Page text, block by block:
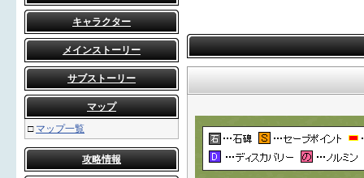
キャラクター
メインストーリー
サブストーリー
マップ
□ マップ一覧
攻略情報